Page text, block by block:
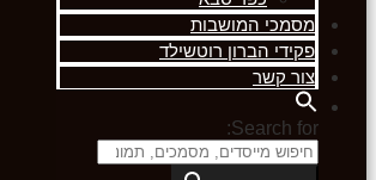
מסמכי המושבות
פקידי הברון רוטשילד
צור קשר
Search for: